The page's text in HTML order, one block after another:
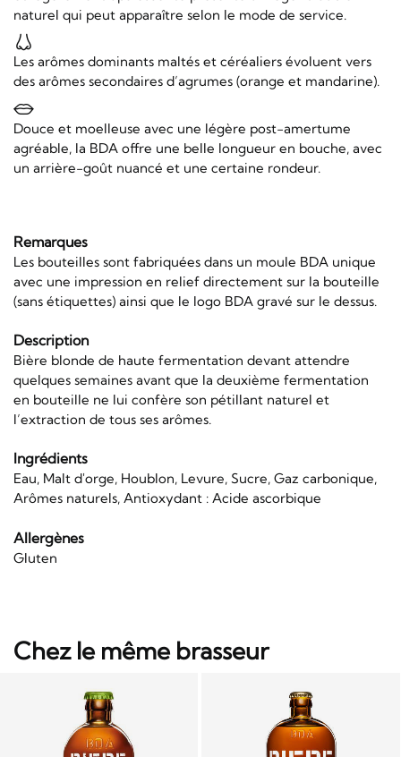
naturel qui peut apparaître selon le mode de service.
Les arômes dominants maltés et céréaliers évoluent vers
des arômes secondaires d’agrumes (orange et mandarine).
Douce et moelleuse avec une légère post-amertume
agréable, la BDA offre une belle longueur en bouche, avec
un arrière-goût nuancé et une certaine rondeur.
Remarques
Les bouteilles sont fabriquées dans un moule BDA unique
avec une impression en relief directement sur la bouteille
(sans étiquettes) ainsi que le logo BDA gravé sur le dessus.
Description
Bière blonde de haute fermentation devant attendre
quelques semaines avant que la deuxième fermentation
en bouteille ne lui confère son pétillant naturel et
l’extraction de tous ses arômes.
Ingrédients
Eau, Malt d'orge, Houblon, Levure, Sucre, Gaz carbonique,
Arômes naturels, Antioxydant : Acide ascorbique
Allergènes
Gluten
Chez le même brasseur